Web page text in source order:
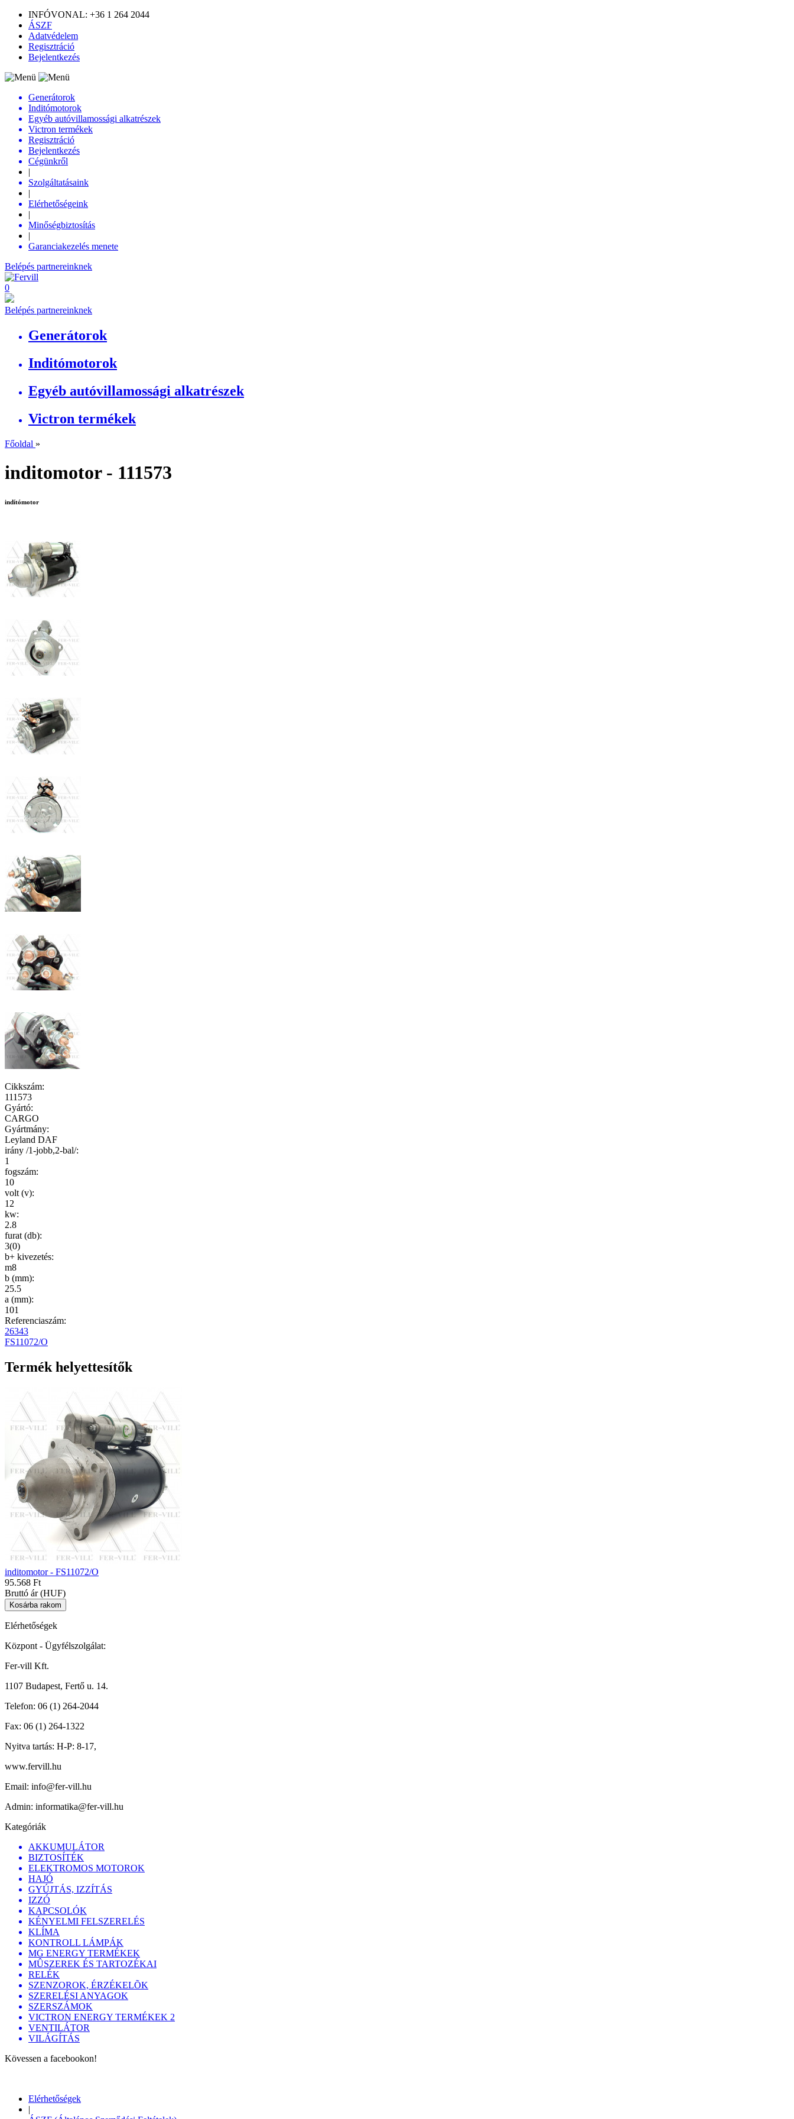
INFÓVONAL: +36 1 264 2044
ÁSZF
Adatvédelem
Regisztráció
Bejelentkezés
Generátorok
Inditómotorok
Egyéb autóvillamossági alkatrészek
Victron termékek
Regisztráció
Bejelentkezés
Cégünkről
|
Szolgáltatásaink
|
Elérhetőségeink
|
Minőségbiztosítás
|
Garanciakezelés menete
Belépés partnereinknek
0
Belépés partnereinknek
Generátorok
Inditómotorok
Egyéb autóvillamossági alkatrészek
Victron termékek
Főoldal »
inditomotor - 111573
indítómotor
Cikkszám:
111573
Gyártó:
CARGO
Gyártmány:
Leyland DAF
irány /1-jobb,2-bal/:
1
fogszám:
10
volt (v):
12
kw:
2.8
furat (db):
3(0)
b+ kivezetés:
m8
b (mm):
25.5
a (mm):
101
Referenciaszám:
26343
FS11072/O
Termék helyettesítők
inditomotor - FS11072/O
95.568 Ft
Bruttó ár (HUF)
Elérhetőségek
Központ - Ügyfélszolgálat:
Fer-vill Kft.
1107 Budapest, Fertő u. 14.
Telefon: 06 (1) 264-2044
Fax: 06 (1) 264-1322
Nyitva tartás: H-P: 8-17,
www.fervill.hu
Email: info@fer-vill.hu
Admin: informatika@fer-vill.hu
Kategóriák
AKKUMULÁTOR
BIZTOSÍTÉK
ELEKTROMOS MOTOROK
HAJÓ
GYÚJTÁS, IZZÍTÁS
IZZÓ
KAPCSOLÓK
KÉNYELMI FELSZERELÉS
KLÍMA
KONTROLL LÁMPÁK
MG ENERGY TERMÉKEK
MÛSZEREK ÉS TARTOZÉKAI
RELÉK
SZENZOROK, ÉRZÉKELÕK
SZERELÉSI ANYAGOK
SZERSZÁMOK
VICTRON ENERGY TERMÉKEK 2
VENTILÁTOR
VILÁGÍTÁS
Kövessen a facebookon!
Elérhetőségek
|